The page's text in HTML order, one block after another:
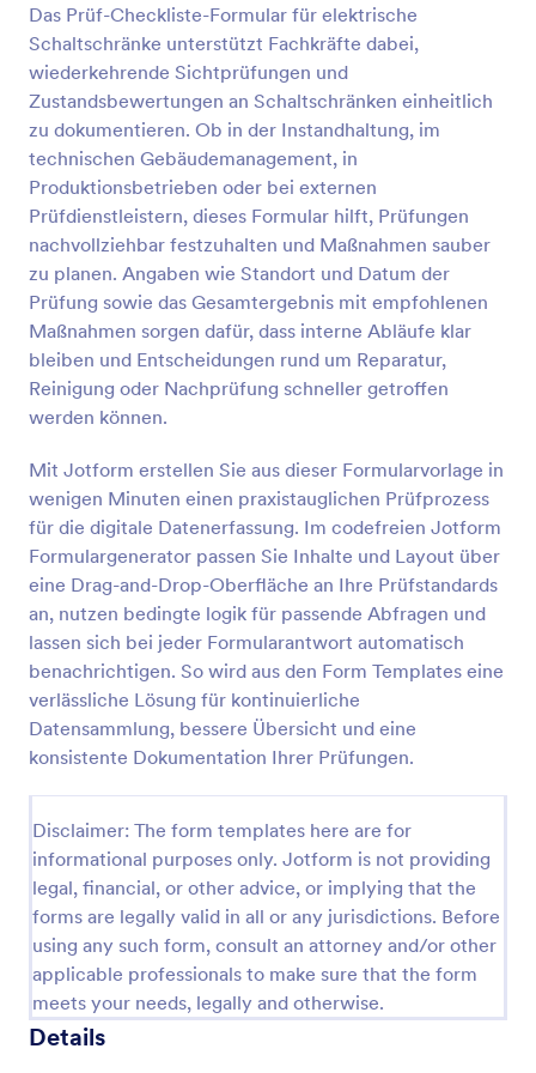
Das Prüf-Checkliste-Formular für elektrische
Schaltschränke unterstützt Fachkräfte dabei,
wiederkehrende Sichtprüfungen und
Zustandsbewertungen an Schaltschränken einheitlich
zu dokumentieren. Ob in der Instandhaltung, im
technischen Gebäudemanagement, in
Produktionsbetrieben oder bei externen
Prüfdienstleistern, dieses Formular hilft, Prüfungen
nachvollziehbar festzuhalten und Maßnahmen sauber
zu planen. Angaben wie Standort und Datum der
Prüfung sowie das Gesamtergebnis mit empfohlenen
Maßnahmen sorgen dafür, dass interne Abläufe klar
bleiben und Entscheidungen rund um Reparatur,
Reinigung oder Nachprüfung schneller getroffen
werden können.
Mit Jotform erstellen Sie aus dieser Formularvorlage in
wenigen Minuten einen praxistauglichen Prüfprozess
für die digitale Datenerfassung. Im codefreien Jotform
Formulargenerator passen Sie Inhalte und Layout über
eine Drag-and-Drop-Oberfläche an Ihre Prüfstandards
an, nutzen bedingte logik für passende Abfragen und
lassen sich bei jeder Formularantwort automatisch
benachrichtigen. So wird aus den Form Templates eine
verlässliche Lösung für kontinuierliche
Datensammlung, bessere Übersicht und eine
konsistente Dokumentation Ihrer Prüfungen.
Disclaimer: The form templates here are for
informational purposes only. Jotform is not providing
legal, financial, or other advice, or implying that the
forms are legally valid in all or any jurisdictions. Before
using any such form, consult an attorney and/or other
applicable professionals to make sure that the form
meets your needs, legally and otherwise.
Details
Vorschau
Formular Für Die Inspektion Von Rauchmeldern
Ein Rauchmelder-Inspektionsformular ist ein
Fragebogen, der von Brandschutzexperten zur
Inspektion des Brandschutzsystems eines Gebäudes
verwendet wird.
Go to Category:
Formulare für Sicherheitsinspektionen
Vorschau